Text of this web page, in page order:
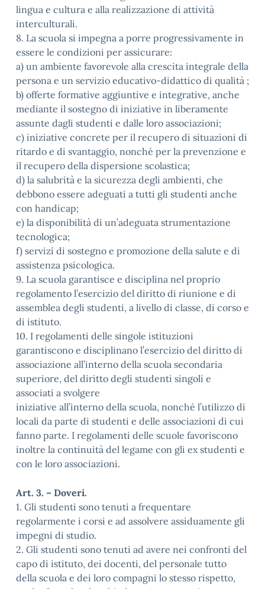
lingua e cultura e alla realizzazione di attività
interculturali.
8. La scuola si impegna a porre progressivamente in
essere le condizioni per assicurare:
a) un ambiente favorevole alla crescita integrale della
persona e un servizio educativo-didattico di qualità ;
b) offerte formative aggiuntive e integrative, anche
mediante il sostegno di iniziative in liberamente
assunte dagli studenti e dalle loro associazioni;
c) iniziative concrete per il recupero di situazioni di
ritardo e di svantaggio, nonché per la prevenzione e
il recupero della dispersione scolastica;
d) la salubrità e la sicurezza degli ambienti, che
debbono essere adeguati a tutti gli studenti anche
con handicap;
e) la disponibilità di un’adeguata strumentazione
tecnologica;
f) servizi di sostegno e promozione della salute e di
assistenza psicologica.
9. La scuola garantisce e disciplina nel proprio
regolamento l’esercizio del diritto di riunione e di
assemblea degli studenti, a livello di classe, di corso e
di istituto.
10. I regolamenti delle singole istituzioni
garantiscono e disciplinano l’esercizio del diritto di
associazione all’interno della scuola secondaria
superiore, del diritto degli studenti singoli e
associati a svolgere
iniziative all’interno della scuola, nonché l’utilizzo di
locali da parte di studenti e delle associazioni di cui
fanno parte. I regolamenti delle scuole favoriscono
inoltre la continuità del legame con gli ex studenti e
con le loro associazioni.
Art. 3. – Doveri.
1. Gli studenti sono tenuti a frequentare
regolarmente i corsi e ad assolvere assiduamente gli
impegni di studio.
2. Gli studenti sono tenuti ad avere nei confronti del
capo di istituto, dei docenti, del personale tutto
della scuola e dei loro compagni lo stesso rispetto,